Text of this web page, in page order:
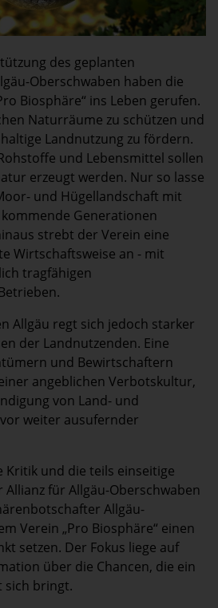
des geplanten
Oberschwaben haben die
Biosphäre“ ins Leben gerufen.
Naturräume zu schützen und
Landnutzung zu fördern.
und Lebensmittel sollen
erzeugt werden. Nur so lasse
und Hügellandschaft mit
Generationen
strebt der Verein eine
Wirtschaftsweise an - mit
tragfähigen
Allgäu regt sich jedoch starker
der Landnutzenden. Eine
und Bewirtschaftern
angeblichen Verbotskultur,
von Land- und
weiter ausufernder
Kritik und die teils einseitige
für Allgäu-Oberschwaben
Allgäu-
Verein „Pro Biosphäre“ einen
setzen. Der Fokus liege auf
über die Chancen, die ein
sich bringt.